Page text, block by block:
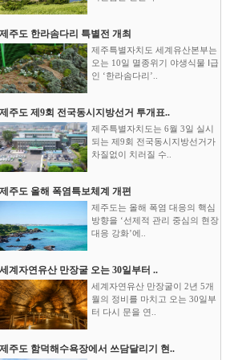
제주도 한라솜다리 특별전 개최
제주특별자치도 세계유산본부는
오는 10일 멸종위기 야생식물 Ⅰ급
인 ‘한라솜다리’..
제주도 제9회 전국동시지방선거 투개표..
제주특별자치도는 6월 3일 실시
되는 제9회 전국동시지방선거가
차질없이 치러질 수..
제주도 올해 폭염특보체계 개편
제주도는 올해 폭염 대응의 핵심
방향을 ‘선제적 관리 중심의 현장
대응 강화’에..
세계자연유산 만장굴 오는 30일부터 ..
세계자연유산 만장굴이 2년 5개
월의 정비를 마치고 오는 30일부
터 다시 문을 연..
제주도 함덕해수욕장에서 쓰담달리기 현..